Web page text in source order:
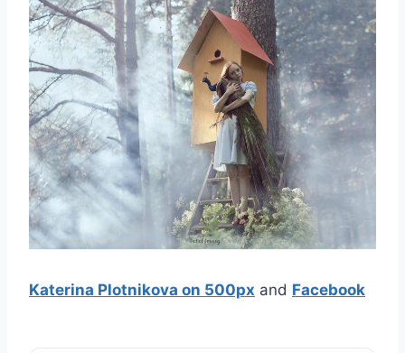
Katerina Plotnikova on 500px and Facebook